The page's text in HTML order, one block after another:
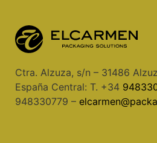
Ctra. Alzuza, s/n – 31486
España Central: T. +34
948330779 –